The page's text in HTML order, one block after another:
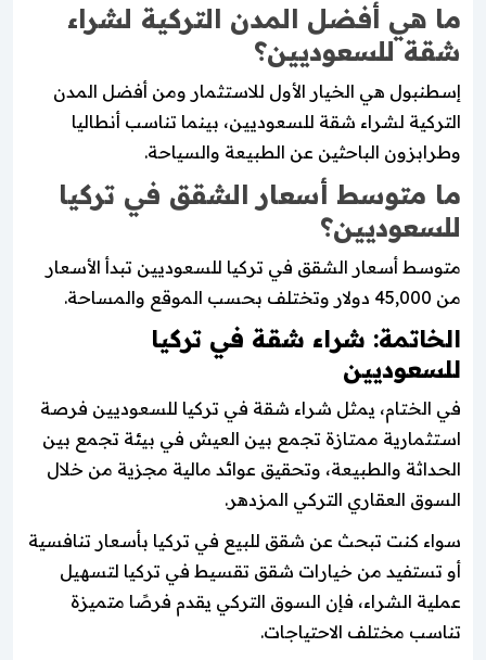
ما هي أفضل المدن التركية لشراء
شقة للسعوديين؟
إسطنبول هي الخيار الأول للاستثمار ومن أفضل المدن
التركية لشراء شقة للسعوديين، بينما تناسب أنطاليا
وطرابزون الباحثين عن الطبيعة والسياحة.
ما متوسط أسعار الشقق في تركيا
للسعوديين؟
متوسط أسعار الشقق في تركيا للسعوديين تبدأ الأسعار
من 45,000 دولار وتختلف بحسب الموقع والمساحة.
الخاتمة: شراء شقة في تركيا
للسعوديين
في الختام، يمثل شراء شقة في تركيا للسعوديين فرصة
استثمارية ممتازة تجمع بين العيش في بيئة تجمع بين
الحداثة والطبيعة، وتحقيق عوائد مالية مجزية من خلال
السوق العقاري التركي المزدهر.
سواء كنت تبحث عن شقق للبيع في تركيا بأسعار تنافسية
أو تستفيد من خيارات شقق تقسيط في تركيا لتسهيل
عملية الشراء، فإن السوق التركي يقدم فرصًا متميزة
تناسب مختلف الاحتياجات.